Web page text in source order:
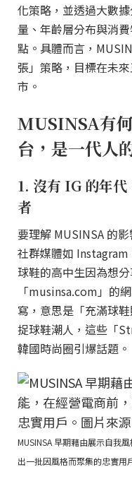
化策略，並透過大數
量、年齡層分布與消
點。具體而言，
張」策略，目標在未
市。
MUSINSA有
台，是一代人
1. 沒有 IG 的年
者
要理解 MUSINSA 的
社群媒體如
球鞋的高中生因為想
「musinsa.com」的
寫，意思是「充滿球
捉球鞋潮人，這些「
韓國時尚圈引爆話題。
MUSINSA 早期藉由展示自我
出一批因風格而聚集的忠實用